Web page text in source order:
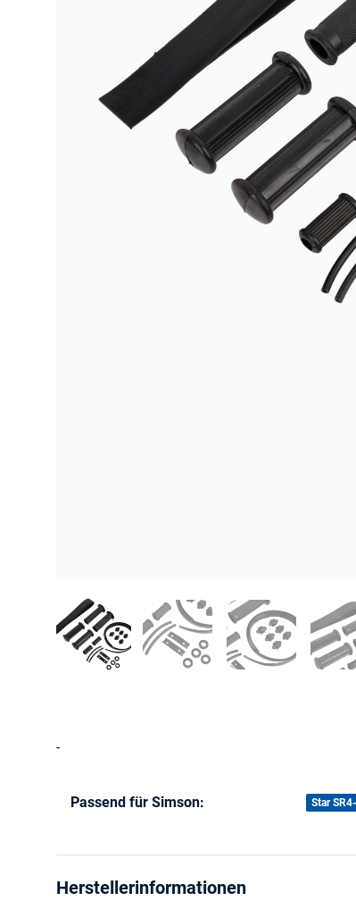
-
Produkteigenschaft
Wert
Passend für Simson: Star
Herstellerinformationen